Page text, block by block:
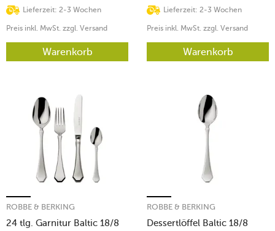
Lieferzeit: 2-3 Wochen
Preis inkl. MwSt. zzgl. Versand
Warenkorb
Lieferzeit: 2-3 Wochen
Preis inkl. MwSt. zzgl. Versand
Warenkorb
24 tlg. Garnitur Baltic 18/8
ROBBE & BERKING
Dessertlöffel Baltic 18/8
ROBBE & BERKING